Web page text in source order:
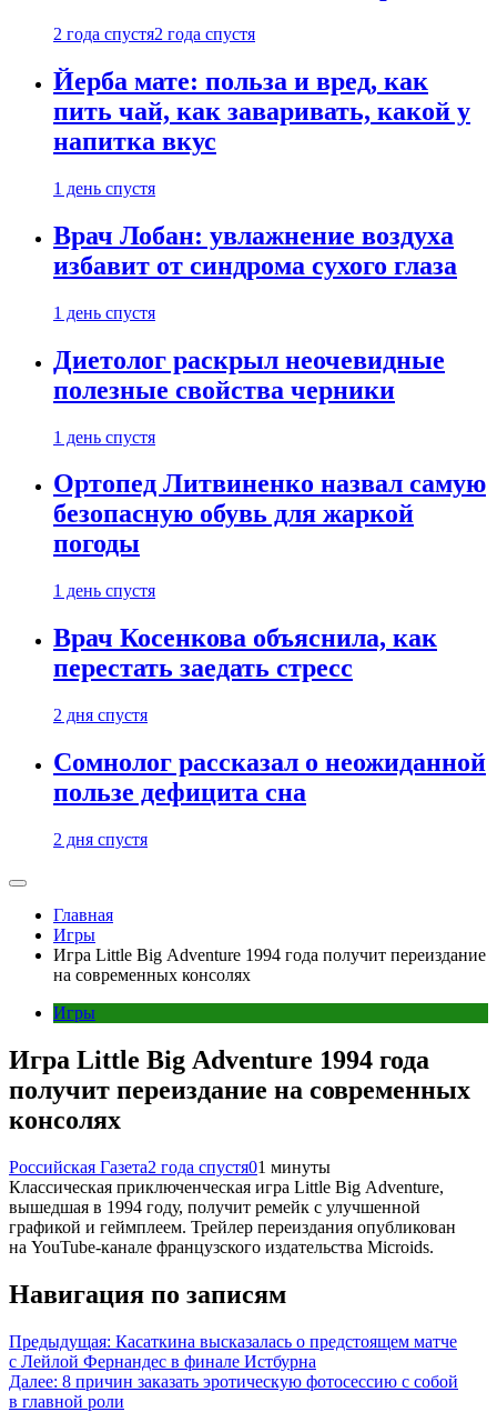
2 года спустя2 года спустя
Йерба мате: польза и вред, как
пить чай, как заваривать, какой у
напитка вкус
1 день спустя
Врач Лобан: увлажнение воздуха
избавит от синдрома сухого глаза
1 день спустя
Диетолог раскрыл неочевидные
полезные свойства черники
1 день спустя
Ортопед Литвиненко назвал самую
безопасную обувь для жаркой
погоды
1 день спустя
Врач Косенкова объяснила, как
перестать заедать стресс
2 дня спустя
Сомнолог рассказал о неожиданной
пользе дефицита сна
2 дня спустя
Главная
Игры
Игра Little Big Adventure 1994 года получит переиздание
на современных консолях
Игры
Игра Little Big Adventure 1994 года
получит переиздание на современных
консолях
Российская Газета2 года спустя01 минуты
Классическая приключенческая игра Little Big Adventure,
вышедшая в 1994 году, получит ремейк с улучшенной
графикой и геймплеем. Трейлер переиздания опубликован
на YouTube-канале французского издательства Microids.
Навигация по записям
Предыдущая: Касаткина высказалась о предстоящем матче
с Лейлой Фернандес в финале Истбурна
Далее: 8 причин заказать эротическую фотосессию с собой
в главной роли